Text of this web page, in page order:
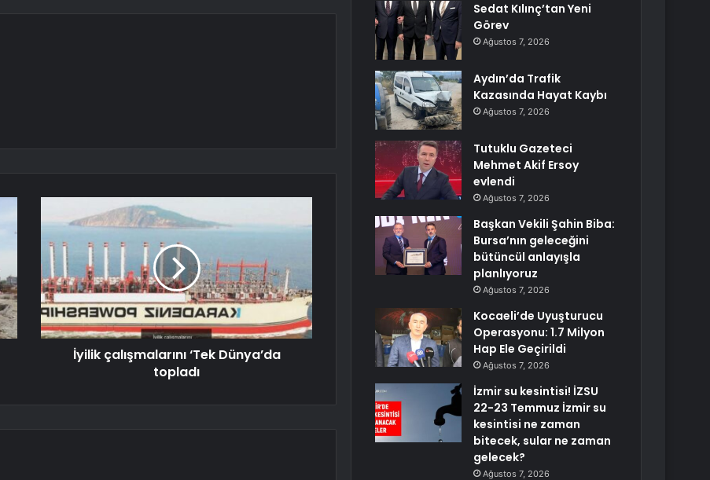
İyilik çalışmalarını ‘Tek Dünya’da
topladı
Sedat Kılınç’tan Yeni
Görev
Ağustos 7, 2026
Aydın’da Trafik
Kazasında Hayat Kaybı
Ağustos 7, 2026
Tutuklu Gazeteci
Mehmet Akif Ersoy
evlendi
Ağustos 7, 2026
Başkan Vekili Şahin Biba:
Bursa’nın geleceğini
bütüncül anlayışla
planlıyoruz
Ağustos 7, 2026
Kocaeli’de Uyuşturucu
Operasyonu: 1.7 Milyon
Hap Ele Geçirildi
Ağustos 7, 2026
İzmir su kesintisi! İZSU
22-23 Temmuz İzmir su
kesintisi ne zaman
bitecek, sular ne zaman
gelecek?
Ağustos 7, 2026